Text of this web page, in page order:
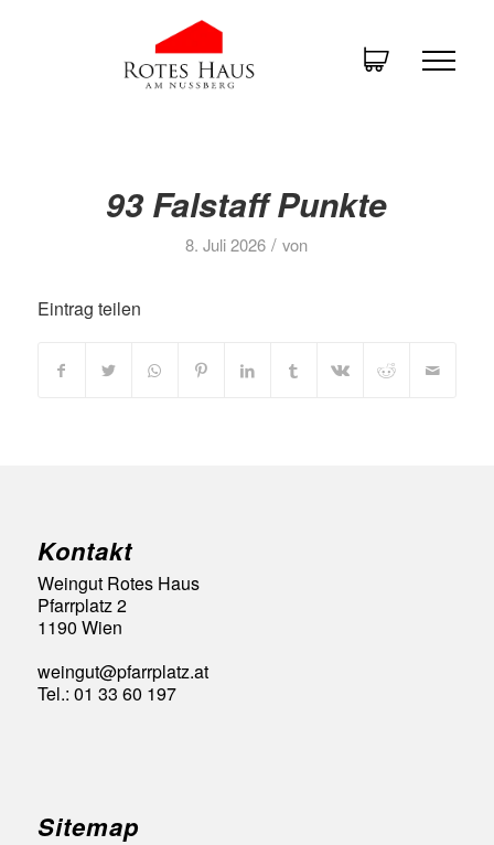
93 Falstaff Punkte
8. Juli 2026 / von
Eintrag teilen
Kontakt
Weingut Rotes Haus
Pfarrplatz 2
1190 Wien
weingut@pfarrplatz.at
Tel.: 01 33 60 197
Sitemap